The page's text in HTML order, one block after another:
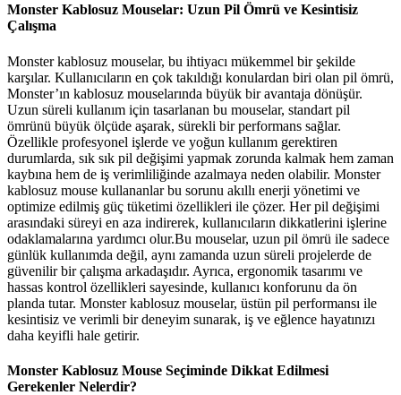
Monster Kablosuz Mouselar: Uzun Pil Ömrü ve Kesintisiz
Çalışma
Monster kablosuz mouselar, bu ihtiyacı mükemmel bir şekilde
karşılar. Kullanıcıların en çok takıldığı konulardan biri olan pil ömrü,
Monster’ın kablosuz mouselarında büyük bir avantaja dönüşür.
Uzun süreli kullanım için tasarlanan bu mouselar, standart pil
ömrünü büyük ölçüde aşarak, sürekli bir performans sağlar.
Özellikle profesyonel işlerde ve yoğun kullanım gerektiren
durumlarda, sık sık pil değişimi yapmak zorunda kalmak hem zaman
kaybına hem de iş verimliliğinde azalmaya neden olabilir. Monster
kablosuz mouse kullananlar bu sorunu akıllı enerji yönetimi ve
optimize edilmiş güç tüketimi özellikleri ile çözer. Her pil değişimi
arasındaki süreyi en aza indirerek, kullanıcıların dikkatlerini işlerine
odaklamalarına yardımcı olur.Bu mouselar, uzun pil ömrü ile sadece
günlük kullanımda değil, aynı zamanda uzun süreli projelerde de
güvenilir bir çalışma arkadaşıdır. Ayrıca, ergonomik tasarımı ve
hassas kontrol özellikleri sayesinde, kullanıcı konforunu da ön
planda tutar. Monster kablosuz mouselar, üstün pil performansı ile
kesintisiz ve verimli bir deneyim sunarak, iş ve eğlence hayatınızı
daha keyifli hale getirir.
Monster Kablosuz Mouse Seçiminde Dikkat Edilmesi
Gerekenler Nelerdir?